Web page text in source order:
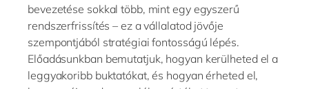
bevezetése sokkal több, mint egy egyszerű
rendszerfrissítés – ez a vállalatod jövője
szempontjából stratégiai fontosságú lépés.
Előadásunkban bemutatjuk, hogyan kerülheted el a
leggyakoribb buktatókat, és hogyan érheted el,